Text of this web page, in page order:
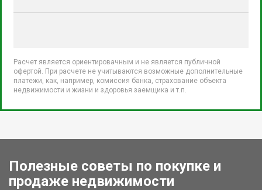
Расчет является ориентировачным и не является публичной
офертой. При расчете не учитываются возможные дополнительные
платежи, как, например, комиссия банка, страхование объекта
недвижимости и жизни и здоровья заемщика и т.п.
Полезные советы по покупке и
продаже недвижимости